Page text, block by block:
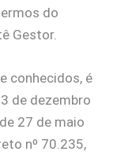
do
Gestor.
conhecidos, é
de dezembro
27 de maio
nº 70.235,